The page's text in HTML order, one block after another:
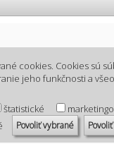
cookies. Cookies sú
jeho funkčnosti a
štatistické
Povoliť vybrané